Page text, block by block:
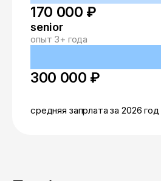
170 000 ₽
senior
опыт 3+ года
300 000 ₽
средняя запрлата за 2026 год